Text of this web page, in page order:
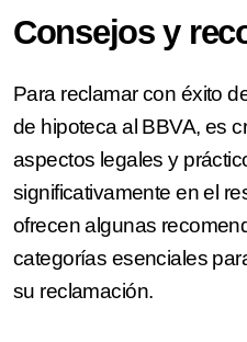
Consejos y
Para reclamar con éxito
de hipoteca al BBVA, es
aspectos legales y
significativamente en el
ofrecen algunas
categorías esenciales
su reclamación.